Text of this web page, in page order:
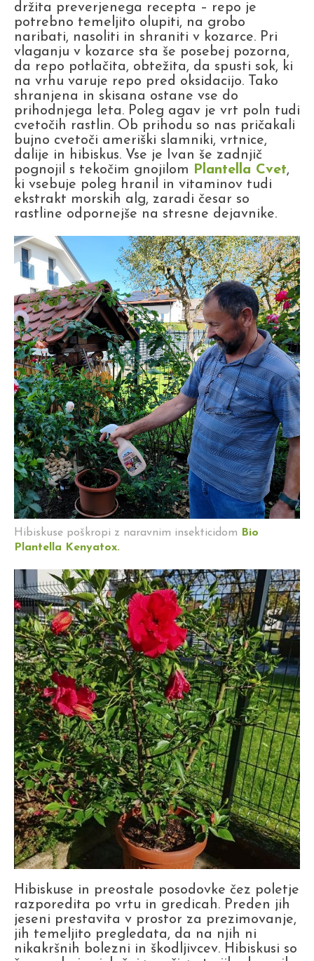
držita preverjenega recepta – repo je
potrebno temeljito olupiti, na grobo
naribati, nasoliti in shraniti v kozarce. Pri
vlaganju v kozarce sta še posebej pozorna,
da repo potlačita, obtežita, da spusti sok, ki
na vrhu varuje repo pred oksidacijo. Tako
shranjena in skisana ostane vse do
prihodnjega leta. Poleg agav je vrt poln tudi
cvetočih rastlin. Ob prihodu so nas pričakali
bujno cvetoči ameriški slamniki, vrtnice,
dalije in hibiskus. Vse je Ivan še zadnjič
pognojil s tekočim gnojilom Plantella Cvet,
ki vsebuje poleg hranil in vitaminov tudi
ekstrakt morskih alg, zaradi česar so
rastline odpornejše na stresne dejavnike.
Hibiskuse poškropi z naravnim insekticidom Bio
Plantella Kenyatox.
Hibiskuse in preostale posodovke čez poletje
razporedita po vrtu in gredicah. Preden jih
jeseni prestavita v prostor za prezimovanje,
jih temeljito pregledata, da na njih ni
nikakršnih bolezni in škodljivcev. Hibiskusi so